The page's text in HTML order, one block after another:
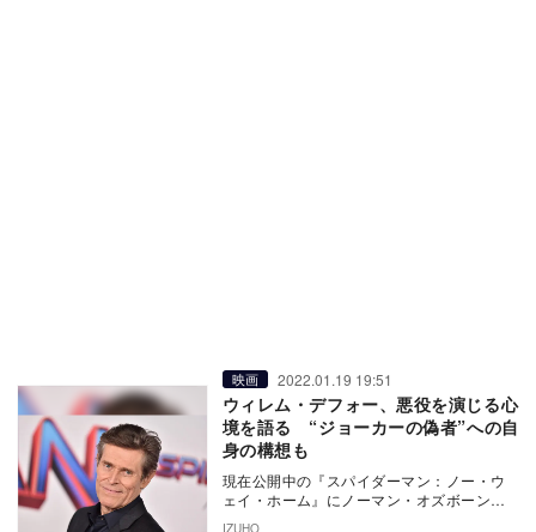
映画 2022.01.19 19:51
ウィレム・デフォー、悪役を演じる心
境を語る “ジョーカーの偽者”への自
身の構想も
現在公開中の『スパイダーマン：ノー・ウ
ェイ・ホーム』にノーマン・オズボーン／
IZUHO